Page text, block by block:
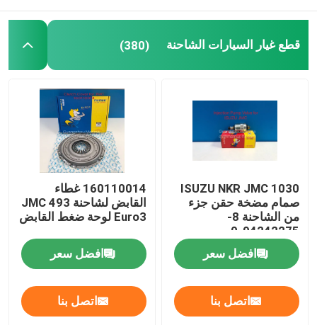
قطع غيار السيارات الشاحنة (380)
ISUZU NKR JMC 1030
صمام مضخة حقن جزء
من الشاحنة 8-
94242275-0
افضل سعر
اتصل بنا
160110014 غطاء
القابض لشاحنة JMC 493
Euro3 لوحة ضغط القابض
افضل سعر
اتصل بنا